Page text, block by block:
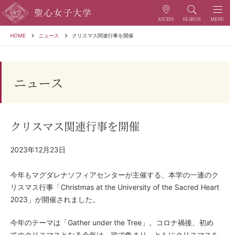
HOME ニュース クリスマス関連行事を開催
ニュース
クリスマス関連行事を開催
2023年12月23日
今年もマグダレナソフィアセンターが主催する、本学の一連のク
リスマス行事「Christmas at the University of the Sacred Heart
2023」が開催されました。
今年のテーマは「Gather under the Tree」。コロナ禍後、初め